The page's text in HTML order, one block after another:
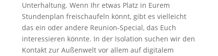
Unterhaltung. Wenn Ihr etwas Platz in Eurem
Stundenplan freischaufeln könnt, gibt es vielleicht
das ein oder andere Reunion-Special, das Euch
interessieren könnte. In der Isolation suchen wir den
Kontakt zur Außenwelt vor allem auf digitalem